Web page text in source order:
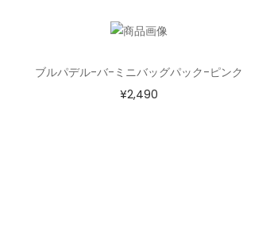
ブルパデル-バ-ミニバッグパック-ピンク
¥2,490